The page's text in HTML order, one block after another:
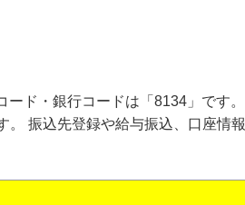
ド・銀行コードは「8134」です。
。 振込先登録や給与振込、口座情報